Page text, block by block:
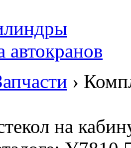
›
на